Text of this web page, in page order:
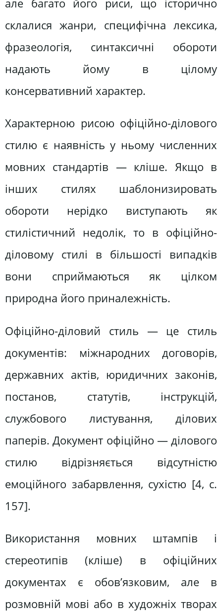
але багато його риси, що історично
склалися жанри, специфічна лексика,
фразеологія, синтаксичні обороти
надають йому в цілому
консервативний характер.
Характерною рисою офіційно-ділового
стилю є наявність у ньому численних
мовних стандартів — кліше. Якщо в
інших стилях шаблонизировать
обороти нерідко виступають як
стилістичний недолік, то в офіційно-
діловому стилі в більшості випадків
вони сприймаються як цілком
природна його приналежність.
Офіційно-діловий стиль — це стиль
документів: міжнародних договорів,
державних актів, юридичних законів,
постанов, статутів, інструкцій,
службового листування, ділових
паперів. Документ офіційно — ділового
стилю відрізняється відсутністю
емоційного забарвлення, сухістю [4, с.
157].
Використання мовних штампів і
стереотипів (кліше) в офіційних
документах є обов’язковим, але в
розмовній мові або в художніх творах